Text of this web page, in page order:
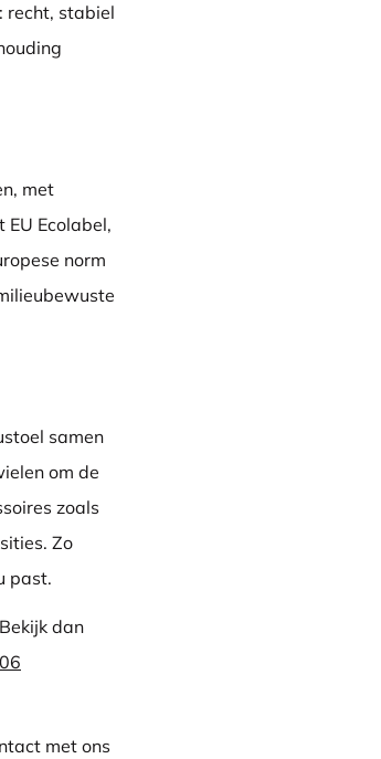
recht, stabiel
met
Ecolabel,
norm
samen
om de
zoals
Zo
past.
dan
met ons